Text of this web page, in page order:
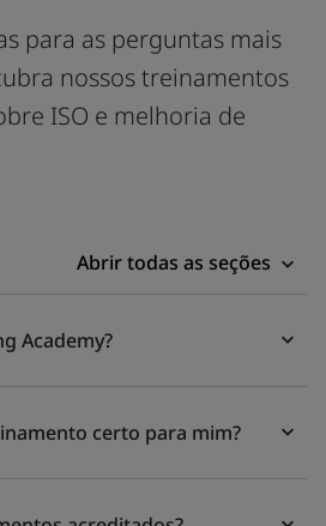
para as perguntas mais
nossos treinamentos
ISO e melhoria de
Abrir todas as seções
Academy?
certo para mim?